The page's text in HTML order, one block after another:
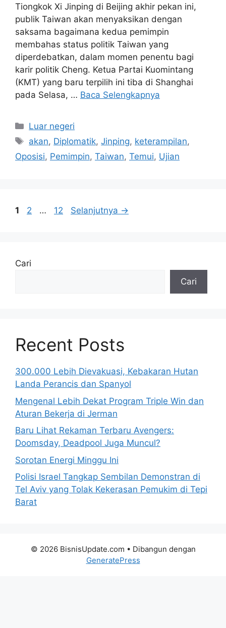
Tiongkok Xi Jinping di Beijing akhir pekan ini,
publik Taiwan akan menyaksikan dengan
saksama bagaimana kedua pemimpin
membahas status politik Taiwan yang
diperdebatkan, dalam momen penentu bagi
karir politik Cheng. Ketua Partai Kuomintang
(KMT) yang baru terpilih ini tiba di Shanghai
pada Selasa, … Baca Selengkapnya
Kategori
Luar negeri
Tag
akan, Diplomatik,Jinping, keterampilan,
Oposisi, Pemimpin, Taiwan, Temui, Ujian
Halaman
1 Halaman
2 … Halaman
12 Selanjutnya →
Cari
Cari
Recent Posts
300.000 Lebih Dievakuasi, Kebakaran Hutan
Landa Perancis dan Spanyol
Mengenal Lebih Dekat Program Triple Win dan
Aturan Bekerja di Jerman
Baru Lihat Rekaman Terbaru Avengers:
Doomsday, Deadpool Juga Muncul?
Sorotan Energi Minggu Ini
Polisi Israel Tangkap Sembilan Demonstran di
Tel Aviv yang Tolak Kekerasan Pemukim di Tepi
Barat
© 2026 BisnisUpdate.com • Dibangun dengan
GeneratePress